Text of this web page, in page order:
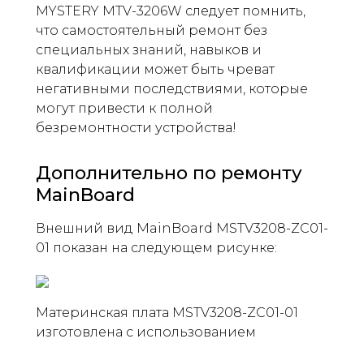
MYSTERY MTV-3206W следует помнить,
что самостоятельный ремонт без
специальных знаний, навыков и
квалификации может быть чреват
негативными последствиями, которые
могут привести к полной
безремонтности устройства!
Дополнительно по ремонту
MainBoard
Внешний вид MainBoard MSTV3208-ZC01-
01 показан на следующем рисунке:
Материнская плата MSTV3208-ZC01-01
изготовлена ​​с использованием